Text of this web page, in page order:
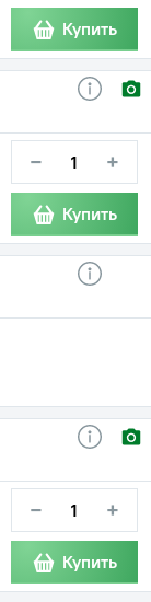
Купить
− +
Купить
− +
Купить